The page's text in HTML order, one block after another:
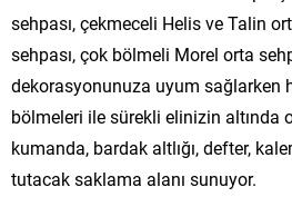
sehpası, çekmeceli Helis ve Talin
sehpası, çok bölmeli Morel orta
dekorasyonunuza uyum sağlarken
bölmeleri ile sürekli elinizin altında
kumanda, bardak altlığı, defter,
tutacak saklama alanı sunuyor.